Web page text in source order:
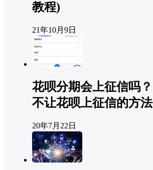
教程)
21年10月9日
花呗分期会上征信吗？
不让花呗上征信的方法
20年7月22日